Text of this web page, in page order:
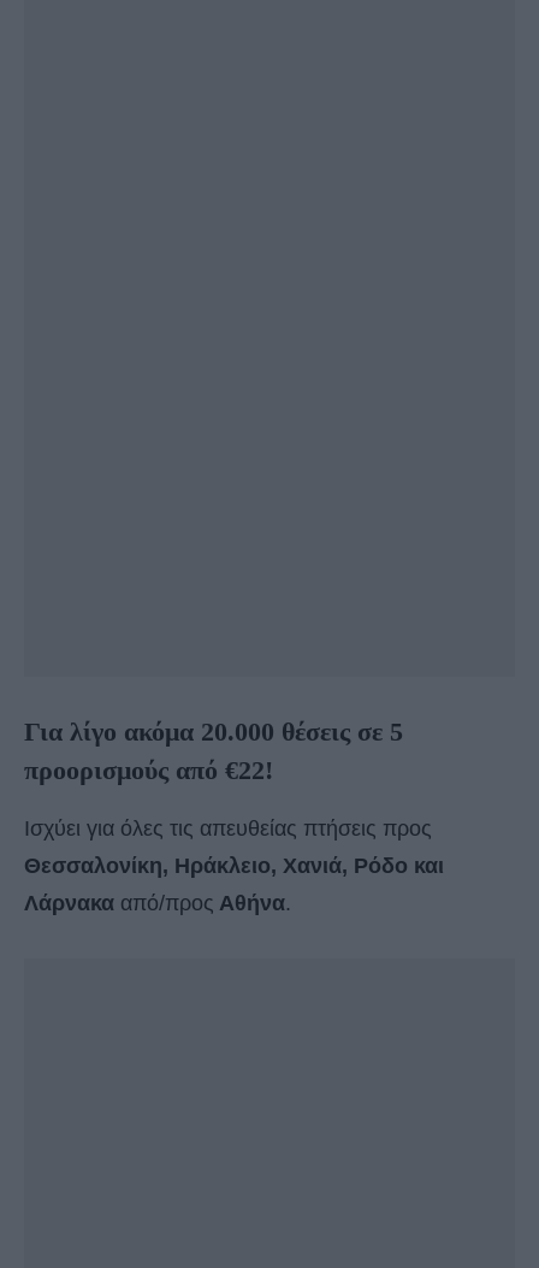
Για λίγο ακόμα 20.000 θέσεις σε 5
προορισμούς από €22!
Ισχύει για όλες τις απευθείας πτήσεις προς
Θεσσαλονίκη, Ηράκλειο, Χανιά, Ρόδο και
Λάρνακα από/προς Αθήνα.